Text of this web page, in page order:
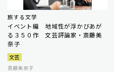
旅する文学
イベント編 地域性が浮かびあが
る３５０作 文芸評論家・斎藤美
奈子
文芸
斎藤美奈子